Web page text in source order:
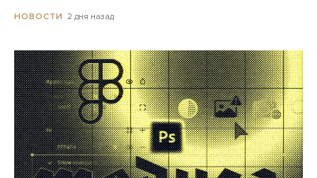
НОВОСТИ 2 дня назад